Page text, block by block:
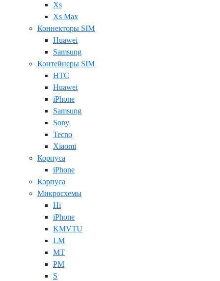
Xs
Xs Max
Коннекторы SIM
Huawei
Samsung
Контейнеры SIM
HTC
Huawei
iPhone
Samsung
Sony
Tecno
Xiaomi
Корпуса
iPhone
Корпуса
Микросхемы
Hi
iPhone
KMVTU
LM
MT
PM
S